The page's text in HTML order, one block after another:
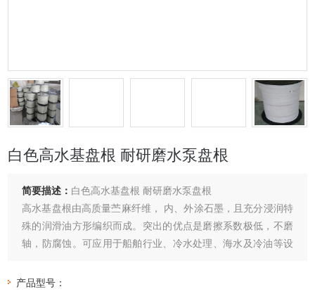
白色高水基盘根 耐研磨水泵盘根
简要描述： 白色高水基盘根 耐研磨水泵盘根
高水基盘根由高质量苎麻纤维， 内、外涂石墨，且充分浸润特
殊的润滑油方形编织而成。突出的优点是磨擦系数极低，不磨
轴，防腐蚀。可应用于船舶行业、冷水处理、海水及冷油等设
产品型号：